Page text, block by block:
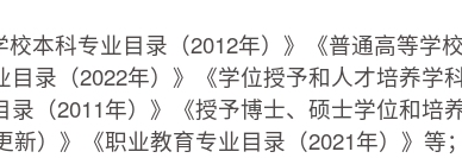
科专业目录（2012年）》《普通高等学
录（2022年）》《学位授予和人才培养学
录（2011年）》《授予博士、硕士学位和培
新）》《职业教育专业目录（2021年）》等